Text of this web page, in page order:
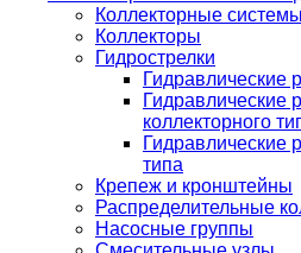
Коллекторные
Коллекторы
Гидрострелки
Гидравлические
Гидравлические
коллекторного
Гидравлические
типа
Крепеж и кронштейны
Распределительные
Насосные группы